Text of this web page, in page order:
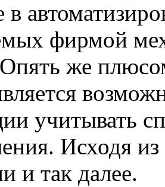
в
фирмой
же
учитывать
Исходя
и так далее.